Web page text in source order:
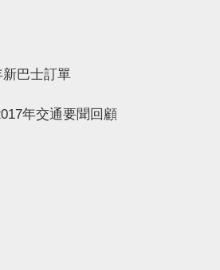
新巴士訂單
年交通要聞回顧